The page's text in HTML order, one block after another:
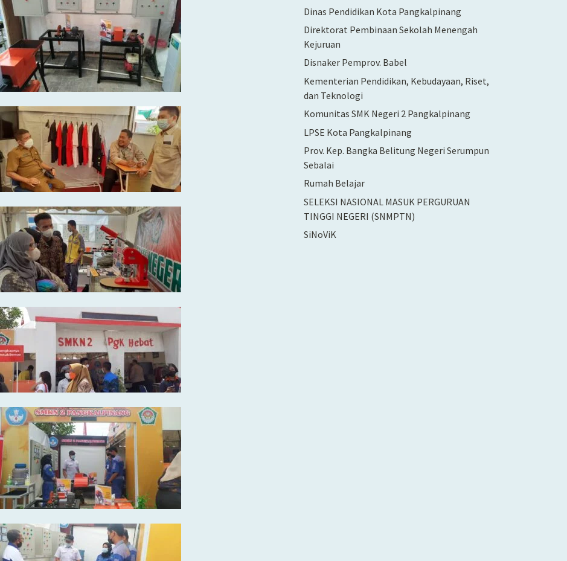
Dinas Pendidikan Kota Pangkalpinang
Direktorat Pembinaan Sekolah Menengah
Kejuruan
Disnaker Pemprov. Babel
Kementerian Pendidikan, Kebudayaan, Riset,
dan Teknologi
Komunitas SMK Negeri 2 Pangkalpinang
LPSE Kota Pangkalpinang
Prov. Kep. Bangka Belitung Negeri Serumpun
Sebalai
Rumah Belajar
SELEKSI NASIONAL MASUK PERGURUAN
TINGGI NEGERI (SNMPTN)
SiNoViK